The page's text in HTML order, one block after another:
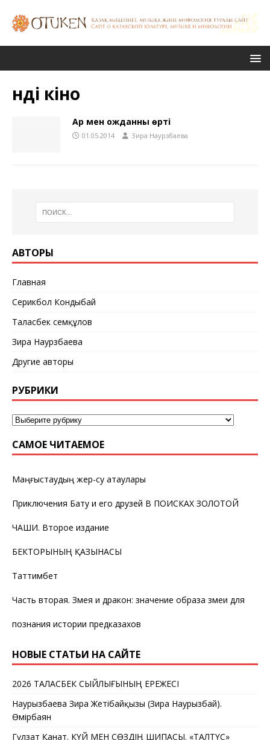
үнді кіно
Ар мен ожданның өрті
01.05.2014 Зира Наурзбаева
АВТОРЫ
Главная
Серикбол Кондыбай
Таласбек Әсемқұлов
Зира Наурзбаева
Другие авторы
РУБРИКИ
САМОЕ ЧИТАЕМОЕ
Маңғыстаудың жер-су атаулары
Приключения Бату и его друзей В ПОИСКАХ ЗОЛОТОЙ
ЧАШИ. Второе издание
БЕКТОРЫНЫҢ ҚАЗЫНАСЫ
Таттимбет
Часть вторая. Змея и дракон: значение образа змеи для
познания истории предказахов
НОВЫЕ СТАТЬИ НА САЙТЕ
2026 ТАЛАСБЕК СЫЙЛЫҒЫНЫҢ ЕРЕЖЕСІ
Наурызбаева Зира Жетібайқызы (Зира Наурызбай).
Өмірбаян
Гүлзат Қанат. КҮЙ МЕН СӨЗДІҢ ШИПАСЫ. «ТАЛТҮС»